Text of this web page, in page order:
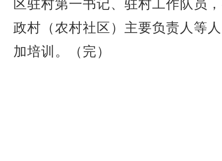
区驻村第一书记、驻村工作队员
政村（农村社区）主要负责人等
加培训。（完）